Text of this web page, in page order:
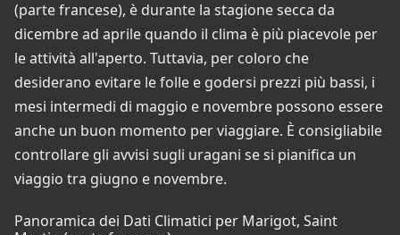
(parte francese), è durante la stagione secca da
dicembre ad aprile quando il clima è più piacevole per
le attività all'aperto. Tuttavia, per coloro che
desiderano evitare le folle e godersi prezzi più bassi, i
mesi intermedi di maggio e novembre possono essere
anche un buon momento per viaggiare. È consigliabile
controllare gli avvisi sugli uragani se si pianifica un
viaggio tra giugno e novembre.
Panoramica dei Dati Climatici per Marigot, Saint